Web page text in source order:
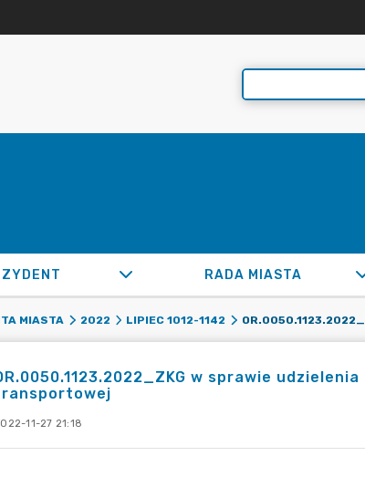
RADA MIASTA
MIASTA 2022 LIPIEC 1012-1142
w sprawie
11-27 21:18